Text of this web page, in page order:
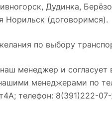
Дудинка,
Норильск (договоримся).
по выбору
менеджер и
менеджерами по
телефон: 8(391)222-